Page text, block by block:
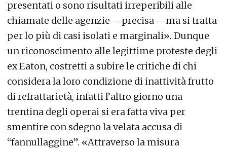
presentati o sono risultati irreperibili alle
chiamate delle agenzie – precisa – ma si tratta
per lo più di casi isolati e marginali». Dunque
un riconoscimento alle legittime proteste degli
ex Eaton, costretti a subire le critiche di chi
considera la loro condizione di inattività frutto
di refrattarietà, infatti l’altro giorno una
trentina degli operai si era fatta viva per
smentire con sdegno la velata accusa di
“fannullaggine”. «Attraverso la misura